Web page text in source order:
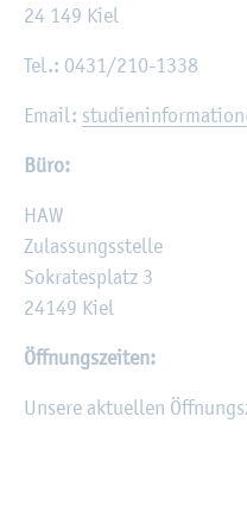
24 149 Kiel
Tel.: 0431/210-1338
Email:
Büro:
HAW
Zu­las­sungs­stel­le
So­kra­tes­platz 3
24149 Kiel
Öff­nungs­zei­ten:
Un­se­re ak­tu­el­len